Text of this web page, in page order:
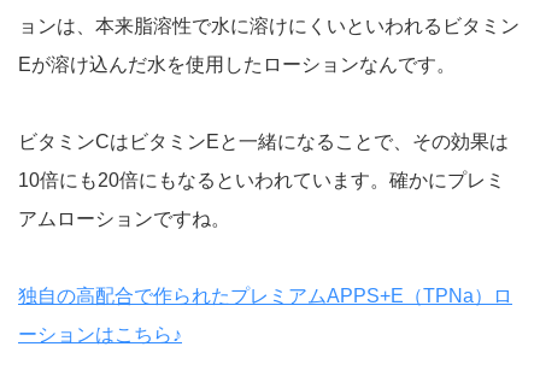
ョンは、本来脂溶性で水に溶けにくいといわれるビタミン
Eが溶け込んだ水を使用したローションなんです。
ビタミンCはビタミンEと一緒になることで、その効果は
10倍にも20倍にもなるといわれています。確かにプレミ
アムローションですね。
独自の高配合で作られたプレミアムAPPS+E（TPNa）ロ
ーションはこちら♪